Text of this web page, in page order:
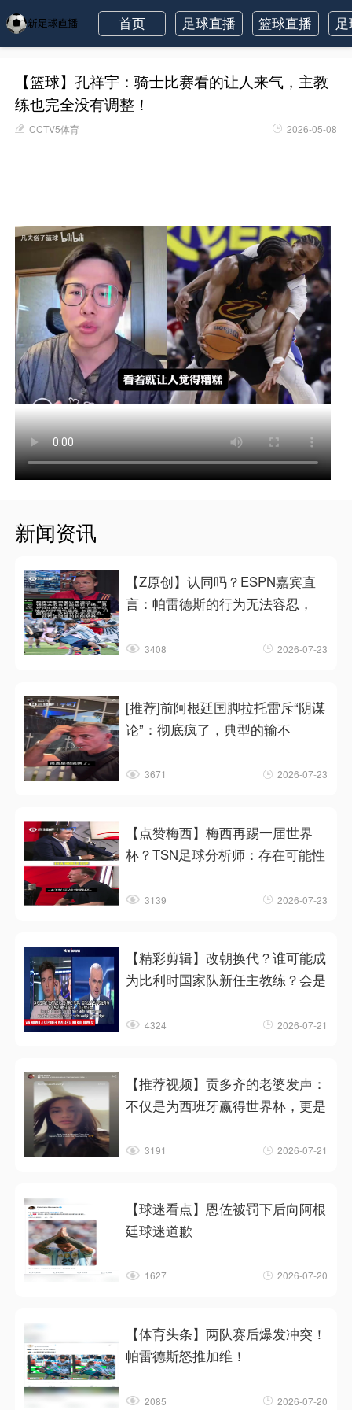
首页 足球直播 篮球直播
【篮球】孔祥宇：骑士比赛看的让人来气，主教
练也完全没有调整！
CCTV5体育 2026-05-08
新闻资讯
【Z原创】认同吗？ESPN嘉宾直
言：帕雷德斯的行为无法容忍，
3408 2026-07-23
[推荐]前阿根廷国脚拉托雷斥“阴谋
论”：彻底疯了，典型的输不
3671 2026-07-23
【点赞梅西】梅西再踢一届世界
杯？TSN足球分析师：存在可能性
3139 2026-07-23
【精彩剪辑】改朝换代？谁可能成
为比利时国家队新任主教练？会是
4324 2026-07-21
【推荐视频】贡多齐的老婆发声：
不仅是为西班牙赢得世界杯，更是
3191 2026-07-21
【球迷看点】恩佐被罚下后向阿根
廷球迷道歉
1627 2026-07-20
【体育头条】两队赛后爆发冲突！
帕雷德斯怒推加维！
2085 2026-07-20